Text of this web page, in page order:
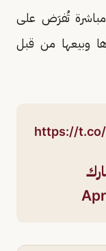
تُفرَض على
وبيعها من قبل
https://t.co/